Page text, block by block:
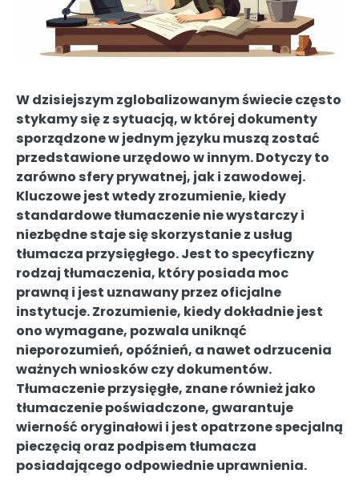
W dzisiejszym zglobalizowanym świecie często
stykamy się z sytuacją, w której dokumenty
sporządzone w jednym języku muszą zostać
przedstawione urzędowo w innym. Dotyczy to
zarówno sfery prywatnej, jak i zawodowej.
Kluczowe jest wtedy zrozumienie, kiedy
standardowe tłumaczenie nie wystarczy i
niezbędne staje się skorzystanie z usług
tłumacza przysięgłego. Jest to specyficzny
rodzaj tłumaczenia, który posiada moc
prawną i jest uznawany przez oficjalne
instytucje. Zrozumienie, kiedy dokładnie jest
ono wymagane, pozwala uniknąć
nieporozumień, opóźnień, a nawet odrzucenia
ważnych wniosków czy dokumentów.
Tłumaczenie przysięgłe, znane również jako
tłumaczenie poświadczone, gwarantuje
wierność oryginałowi i jest opatrzone specjalną
pieczęcią oraz podpisem tłumacza
posiadającego odpowiednie uprawnienia.